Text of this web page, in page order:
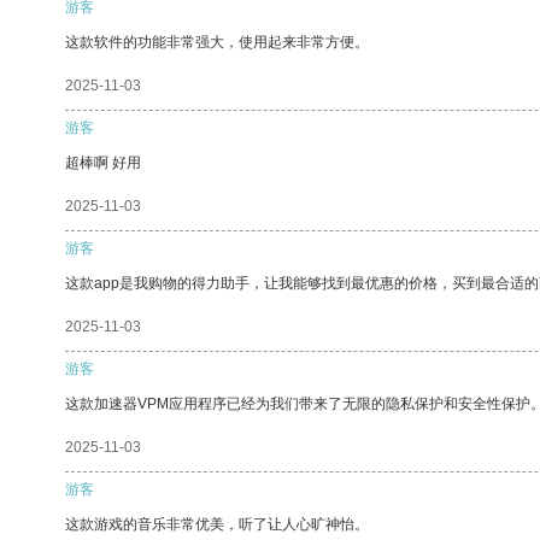
游客
这款软件的功能非常强大，使用起来非常方便。
2025-11-03
游客
超棒啊 好用
2025-11-03
游客
这款app是我购物的得力助手，让我能够找到最优惠的价格，买到最合适的
2025-11-03
游客
这款加速器VPM应用程序已经为我们带来了无限的隐私保护和安全性保护。
2025-11-03
游客
这款游戏的音乐非常优美，听了让人心旷神怡。